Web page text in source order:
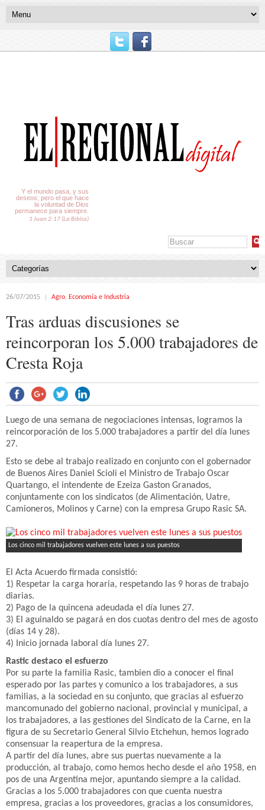
Y el mundo pasa, y sus
deseos; pero el que hace
la voluntad de Dios
permanece para siempre.
1 Juan 2:17 (La Biblia)
26/07/2015 Agro, Economía e Industria
Tras arduas discusiones se
reincorporan los 5.000 trabajadores de
Cresta Roja
Luego de una semana de negociaciones intensas, logramos la
reincorporación de los 5.000 trabajadores a partir del día lunes
27.
Esto se debe al trabajo realizado en conjunto con el gobernador
de Buenos Aires Daniel Scioli el Ministro de Trabajo Oscar
Quartango, el intendente de Ezeiza Gaston Granados,
conjuntamente con los sindicatos (de Alimentación, Uatre,
Camioneros, Molinos y Carne) con la empresa Grupo Rasic SA.
Los cinco mil trabajadores vuelven este lunes a sus puestos
El Acta Acuerdo firmada consistió:
1) Respetar la carga horaria, respetando las 9 horas de trabajo
diarias.
2) Pago de la quincena adeudada el día lunes 27.
3) El aguinaldo se pagará en dos cuotas dentro del mes de agosto
(días 14 y 28).
4) Inicio jornada laboral día lunes 27.
Rastic destaco el esfuerzo
Por su parte la familia Rasic, tambien dio a conocer el final
esperado por las partes y comunico a los trabajadores, a sus
familias, a la sociedad en su conjunto, que gracias al esfuerzo
mancomunado del gobierno nacional, provincial y municipal, a
los trabajadores, a las gestiones del Sindicato de la Carne, en la
figura de su Secretario General Silvio Etchehun, hemos logrado
consensuar la reapertura de la empresa.
A partir del día lunes, abre sus puertas nuevamente a la
producción, al trabajo, como hemos hecho desde el año 1958, en
pos de una Argentina mejor, apuntando siempre a la calidad.
Gracias a los 5.000 trabajadores con que cuenta nuestra
empresa, gracias a los proveedores, gracias a los consumidores,